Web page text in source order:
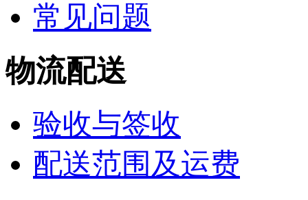
常见问题
物流配送
验收与签收
配送范围及运费